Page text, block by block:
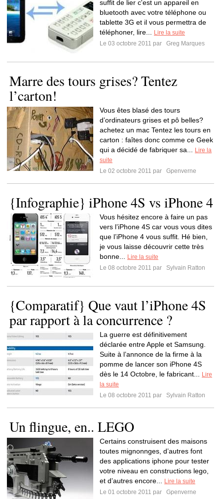
suffit de lier c'est un appareil en
bluetooth avec votre téléphone ou
tablette 3G et il vous permettra de
téléphoner, lire...
Lire la suite
Le 03 octobre 2011 par
Greg Marques
Marre des tours grises? Tentez
l’carton!
Vous êtes blasé des tours
d’ordinateurs grises et pô belles?
achetez un mac Tentez les tours en
carton : faîtes donc comme ce Geek
qui a décidé de fabriquer sa...
Lire la
suite
Le 02 octobre 2011 par
Gpenverne
{Infographie} iPhone 4S vs iPhone 4
Vous hésitez encore à faire un pas
vers l’iPhone 4S car vous vous dites
que l’iPhone 4 vous suffit. Hé bien,
je vous laisse découvrir cette très
bonne...
Lire la suite
Le 08 octobre 2011 par
Sylvain Ratton
{Comparatif} Que vaut l’iPhone 4S
par rapport à la concurrence ?
La guerre est définitivement
déclarée entre Apple et Samsung.
Suite à l’annonce de la firme à la
pomme de lancer son iPhone 4S
dès le 14 Octobre, le fabricant...
Lire
la suite
Le 08 octobre 2011 par
Sylvain Ratton
Un flingue, en.. LEGO
Certains construisent des maisons
toutes mignonnges, d’autres font
des applications iphone pour tester
votre niveau en constructions lego,
et d’autres encore...
Lire la suite
Le 01 octobre 2011 par
Gpenverne